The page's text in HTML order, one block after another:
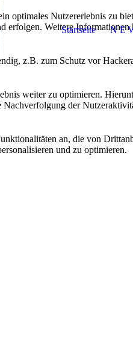
Startseite N E
optimales Nutzererlebnis zu
erfolgen. Weitere
z.B. zum Schutz vor
weiter zu optimieren.
der
an, die von
und zu optimieren.